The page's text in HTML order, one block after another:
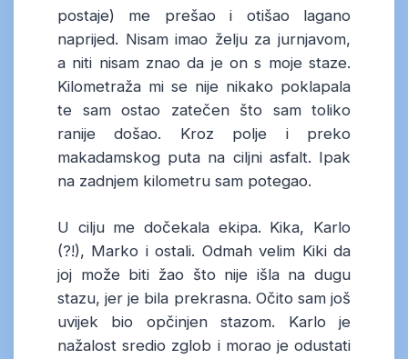
postaje) me prešao i otišao lagano
naprijed. Nisam imao želju za jurnjavom,
a niti nisam znao da je on s moje staze.
Kilometraža mi se nije nikako poklapala
te sam ostao zatečen što sam toliko
ranije došao. Kroz polje i preko
makadamskog puta na ciljni asfalt. Ipak
na zadnjem kilometru sam potegao.
U cilju me dočekala ekipa. Kika, Karlo
(?!), Marko i ostali. Odmah velim Kiki da
joj može biti žao što nije išla na dugu
stazu, jer je bila prekrasna. Očito sam još
uvijek bio opčinjen stazom. Karlo je
nažalost sredio zglob i morao je odustati